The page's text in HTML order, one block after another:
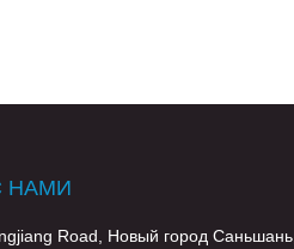
НАМИ
Road, Новый город Саньшань,